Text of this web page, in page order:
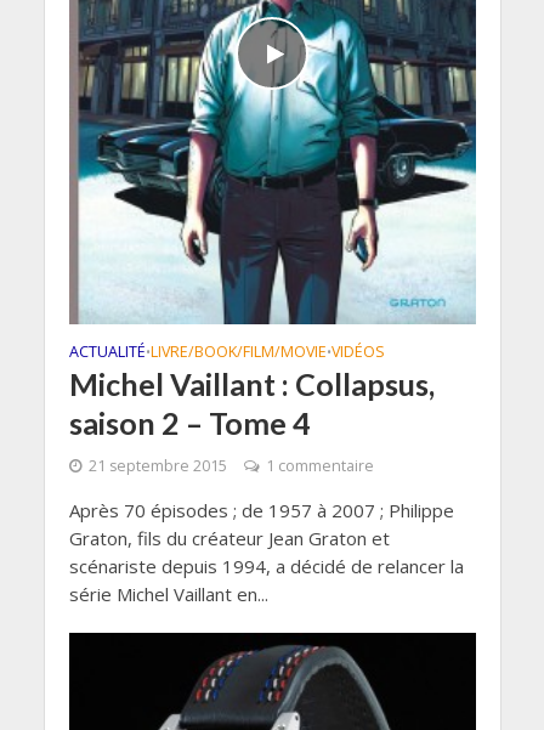
ACTUALITÉ•LIVRE/BOOK/FILM/MOVIE•VIDÉOS
Michel Vaillant : Collapsus,
saison 2 – Tome 4
21 septembre 2015 1 commentaire
Après 70 épisodes ; de 1957 à 2007 ; Philippe
Graton, fils du créateur Jean Graton et
scénariste depuis 1994, a décidé de relancer la
série Michel Vaillant en...